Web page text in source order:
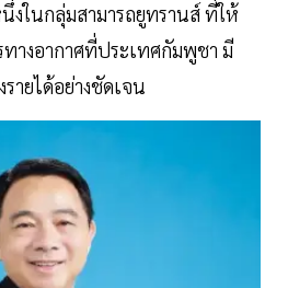
งในกลุ่มสามารถยูทรานส์ ที่ให้
ทางอากาศที่ประเทศกัมพูชา มี
ายได้อย่างชัดเจน